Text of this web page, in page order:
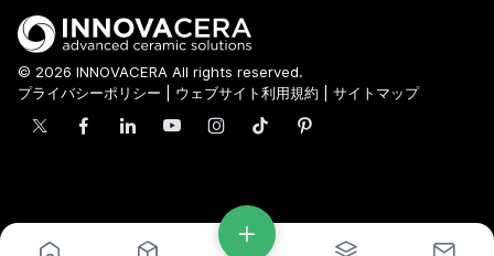
© 2026 INNOVACERA All rights reserved.
プライバシーポリシー
ウェブサイト利用規約 サイトマップ